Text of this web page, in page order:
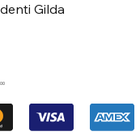
Gilda